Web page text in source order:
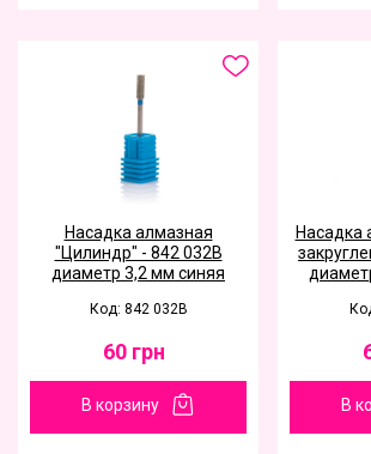
Насадка алмазная
"Цилиндр" - 842 032B
диаметр 3,2 мм синяя
Код: 842 032B
60 грн
В корзину
Насадка
В